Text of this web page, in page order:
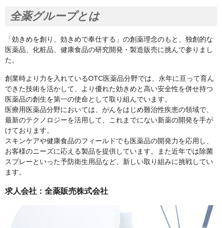
全薬グループとは
「効きめを創り、効きめで奉仕する」の創薬理念のもと、独創的な
医薬品、化粧品、健康食品の研究開発・製造販売に挑んで参りまし
た。
創業時より力を入れているOTC医薬品分野では、永年に亘って育ん
できた技術を活かして、より優れた効きめと高い安全性を併せ持つ
医薬品の創生を第一の使命として取り組んでいます。
医療用医薬品分野においては、がんをはじめ難治性疾患の領域で、
最新のテクノロジーを活用して、これまでにない新薬の開発を手が
けております。
スキンケアや健康食品のフィールドでも医薬品の開発力を応用し、
お客様のニーズに応える製品を提供しています。また近年では除菌
スプレーといった予防衛生用品など、新しい取り組みに挑戦してい
ます。
求人会社：全薬販売株式会社